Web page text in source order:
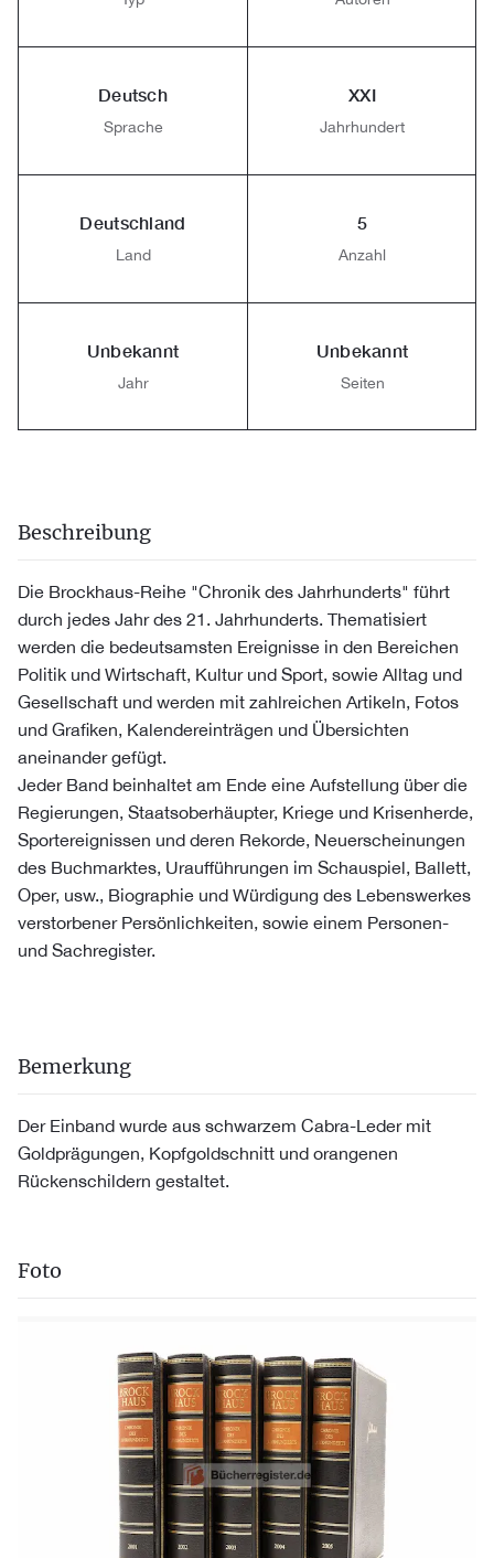
Deutsch
Sprache
XXI
Jahrhundert
Deutschland
Land
5
Anzahl
Unbekannt
Jahr
Unbekannt
Seiten
Beschreibung
Die Brockhaus-Reihe "Chronik des Jahrhunderts" führt
durch jedes Jahr des 21. Jahrhunderts. Thematisiert
werden die bedeutsamsten Ereignisse in den Bereichen
Politik und Wirtschaft, Kultur und Sport, sowie Alltag und
Gesellschaft und werden mit zahlreichen Artikeln, Fotos
und Grafiken, Kalendereinträgen und Übersichten
aneinander gefügt.
Jeder Band beinhaltet am Ende eine Aufstellung über die
Regierungen, Staatsoberhäupter, Kriege und Krisenherde,
Sportereignissen und deren Rekorde, Neuerscheinungen
des Buchmarktes, Uraufführungen im Schauspiel, Ballett,
Oper, usw., Biographie und Würdigung des Lebenswerkes
verstorbener Persönlichkeiten, sowie einem Personen-
und Sachregister.
Bemerkung
Der Einband wurde aus schwarzem Cabra-Leder mit
Goldprägungen, Kopfgoldschnitt und orangenen
Rückenschildern gestaltet.
Foto